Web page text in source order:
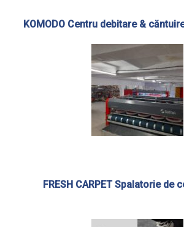
KOMODO Centru debitare &
FRESH CARPET Spalatorie de